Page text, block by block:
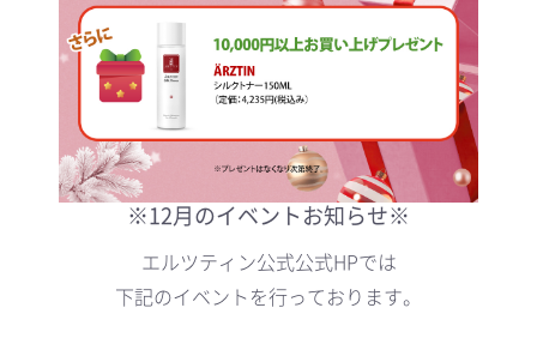
※12月のイベントお知らせ※
エルツティン公式公式HPでは
下記のイベントを行っております。